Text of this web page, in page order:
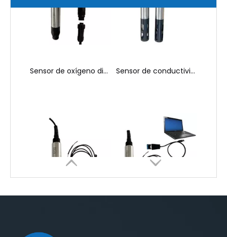
Sensor de clorofila de agua （S19-A)